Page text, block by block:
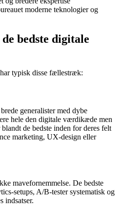
moderne teknologier og
bedste digitale
typisk disse fællestræk:
generalister med dybe
hele den digitale værdikæde men
de bedste inden for deres felt
marketing, UX-design eller
mavefornemmelse. De bedste
setups, A/B-tester systematisk og
indsatser.